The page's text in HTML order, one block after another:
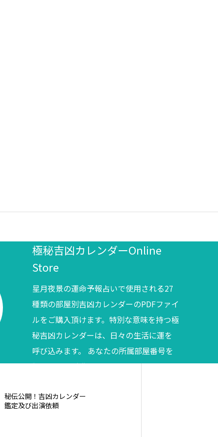
極秘吉凶カレンダーOnline
Store
星月夜景の運命予報占いで使用される27
種類の部屋別吉凶カレンダーのPDFファイ
ルをご購入頂けます。特別な意味を持つ極
秘吉凶カレンダーは、日々の生活に運を
呼び込みます。 あなたの所属部屋番号を
調べてからご購入ください。
秘伝公開！吉凶カレンダー
鑑定及び出演依頼